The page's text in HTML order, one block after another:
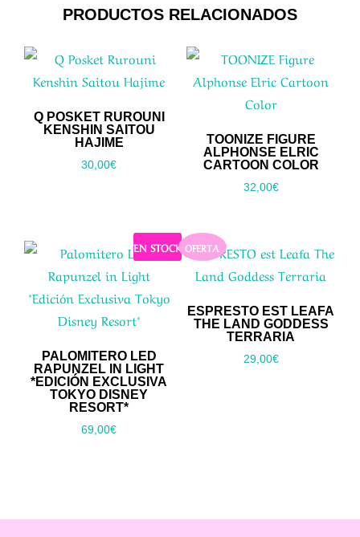
PRODUCTOS RELACIONADOS
Q POSKET RUROUNI
KENSHIN SAITOU
HAJIME
30,00€
TOONIZE FIGURE
ALPHONSE ELRIC
CARTOON COLOR
32,00€
EN STOCK
PALOMITERO LED
RAPUNZEL IN LIGHT
*EDICIÓN EXCLUSIVA
TOKYO DISNEY
RESORT*
69,00€
OFERTA
ESPRESTO EST LEAFA
THE LAND GODDESS
TERRARIA
29,00€